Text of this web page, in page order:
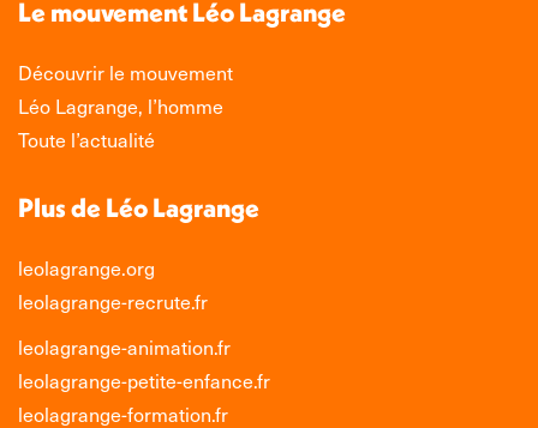
fenêtrefenêtrefenêtrefenêtre
Le mouvement Léo Lagrange
Découvrir le mouvement
Léo Lagrange, l’homme
Toute l’actualité
Plus de Léo Lagrange
leolagrange.org
leolagrange-recrute.fr
leolagrange-animation.fr
leolagrange-petite-enfance.fr
leolagrange-formation.fr